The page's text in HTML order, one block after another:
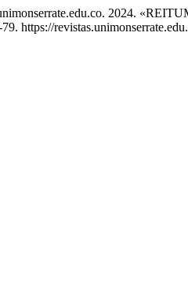
2024.
https://